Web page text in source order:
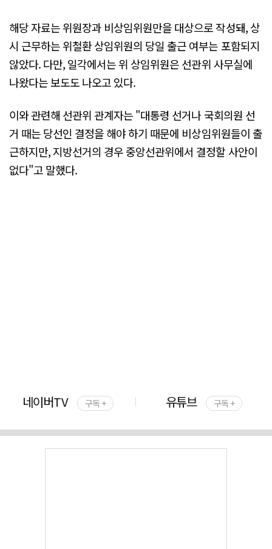
해당 자료는 위원장과 비상임위원만을 대상으로 작성돼, 상
시 근무하는 위철환 상임위원의 당일 출근 여부는 포함되지
않았다. 다만, 일각에서는 위 상임위원은 선관위 사무실에
나왔다는 보도도 나오고 있다.
이와 관련해 선관위 관계자는 "대통령 선거나 국회의원 선
거 때는 당선인 결정을 해야 하기 때문에 비상임위원들이 출
근하지만, 지방선거의 경우 중앙선관위에서 결정할 사안이
없다"고 말했다.
네이버TV 구독 + 유튜브 구독 +